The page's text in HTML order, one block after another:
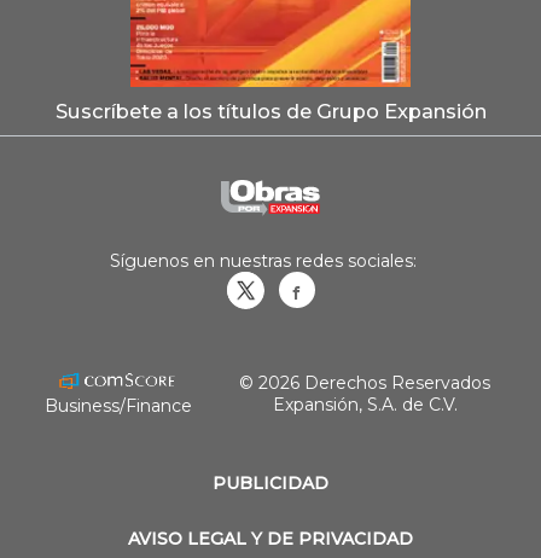
Suscríbete a los títulos de Grupo Expansión
PUBLICIDAD
AVISO LEGAL Y DE PRIVACIDAD
Síguenos en nuestras redes sociales:
Business/Finance
© 2026 Derechos Reservados
Expansión, S.A. de C.V.